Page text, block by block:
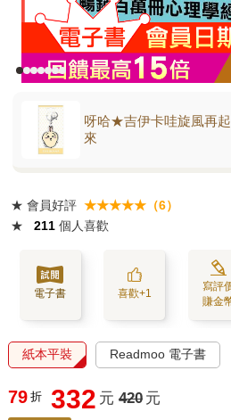
呀哈★吉伊卡哇旋風再
來
★ 會員好評 ★★★★★（6）
★
211 個人喜歡
電子書 喜歡+1
寫評
賺金
紙本平裝 Readmoo 電子書
79 折 332 元 420 元